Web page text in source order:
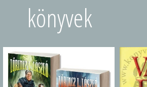
könyvek